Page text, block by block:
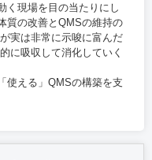
く現場を目の当たりにし
質の改善とQMSの維持の
実は非常に示唆に富んだ
に吸収して消化していく
使える」QMSの構築を支